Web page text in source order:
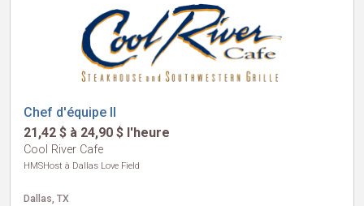
Chef d'équipe II
21,42 $ à 24,90 $ l'heure
Cool River Cafe
HMSHost à Dallas Love Field
Dallas, TX